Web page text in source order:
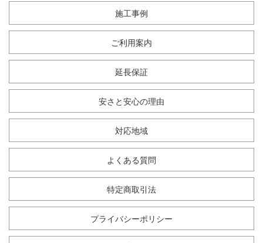
施工事例
ご利用案内
延長保証
安さと安心の理由
対応地域
よくある質問
特定商取引法
プライバシーポリシー